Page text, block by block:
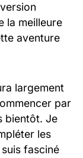
la meilleure
aventure
largement
par
bientôt. Je
les
fasciné